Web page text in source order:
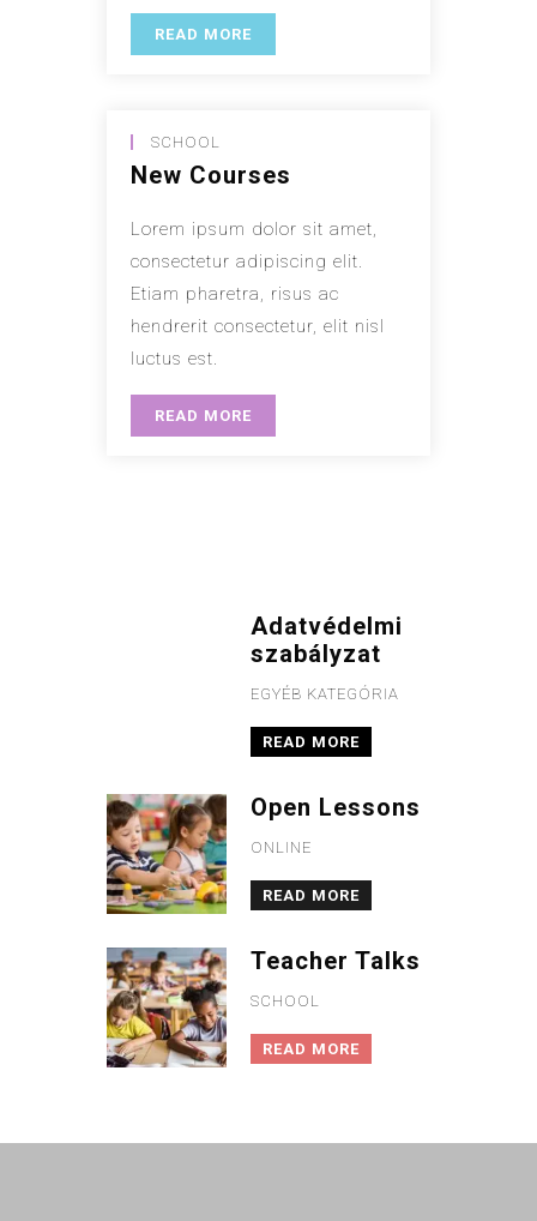
READ MORE
SCHOOL
New Courses
Lorem ipsum dolor sit amet,
consectetur adipiscing elit.
Etiam pharetra, risus ac
hendrerit consectetur, elit nisl
luctus est.
READ MORE
Adatvédelmi
szabályzat
EGYÉB KATEGÓRIA
READ MORE
Open Lessons
ONLINE
READ MORE
Teacher Talks
SCHOOL
READ MORE